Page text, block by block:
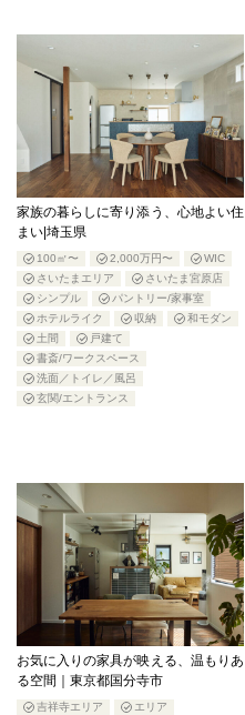
家族の暮らしに寄り添う、心地よい住
まい|埼玉県
100㎡〜 2,000万円〜
WIC
さいたまエリア
さいたま宮原店
シンプル
パントリー/家事室
ホテルライク
収納
和モダン
土間
戸建て
書斎/ワークスペース
洗面／トイレ／風呂
玄関/エントランス
お気に入りの家具が映える、温もりあ
る空間｜東京都国分寺市
吉祥寺エリア
エリア